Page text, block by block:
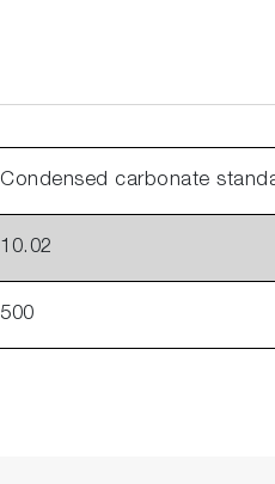
Condensed carbonate
10.02
500